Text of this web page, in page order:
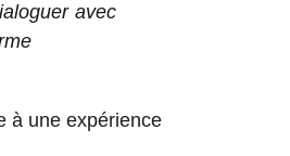
avec
à une expérience